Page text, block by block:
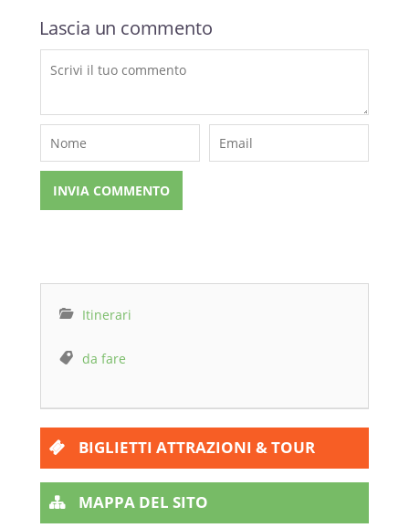
Lascia un commento
Itinerari
da fare
BIGLIETTI ATTRAZIONI & TOUR
MAPPA DEL SITO